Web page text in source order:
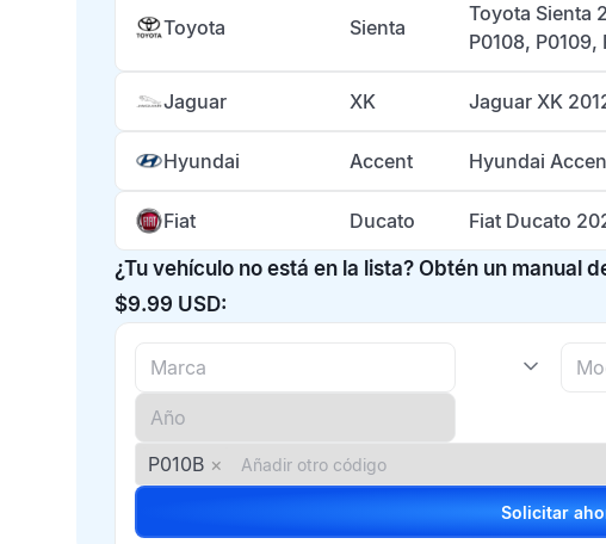
Toyota Sienta
Toyota Sienta
P0108, P0109,
Jaguar XK Jaguar XK
Hyundai Accent Hyundai
Fiat Ducato Fiat Ducato
¿Tu vehículo no está en la lista? Obtén un manual
$9.99 USD:
P010B ×
Solicitar